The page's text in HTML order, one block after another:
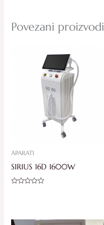
Povezani proizvodi
APARATI
SIRIUS 16D 1600W